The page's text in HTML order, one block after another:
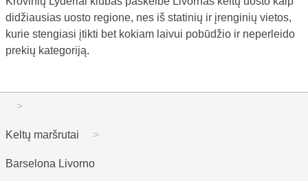
didžiausias uosto regione, nes iš statinių ir įrenginių vietos,
kurie stengiasi įtikti bet kokiam laivui pobūdžio ir neperleido
prekių kategoriją.
Keltų maršrutai
Barselona Livorno